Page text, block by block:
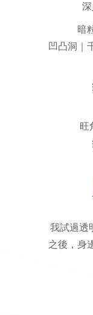
暗
凹凸洞｜
旺
我試過透
之後，身